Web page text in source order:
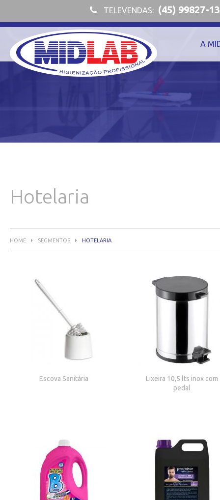
TELEVENDAS: (45) 99827-
A
Hotelaria
HOME SEGMENTOS HOTELARIA
Escova Sanitária
Lixeira 10,5 lts inox com
pedal